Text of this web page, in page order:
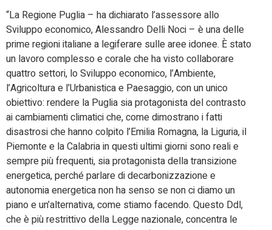
“La Regione Puglia – ha dichiarato l’assessore allo
Sviluppo economico, Alessandro Delli Noci – è una delle
prime regioni italiane a legiferare sulle aree idonee. È stato
un lavoro complesso e corale che ha visto collaborare
quattro settori, lo Sviluppo economico, l’Ambiente,
l’Agricoltura e l’Urbanistica e Paesaggio, con un unico
obiettivo: rendere la Puglia sia protagonista del contrasto
ai cambiamenti climatici che, come dimostrano i fatti
disastrosi che hanno colpito l’Emilia Romagna, la Liguria, il
Piemonte e la Calabria in questi ultimi giorni sono reali e
sempre più frequenti, sia protagonista della transizione
energetica, perché parlare di decarbonizzazione e
autonomia energetica non ha senso se non ci diamo un
piano e un’alternativa, come stiamo facendo. Questo Ddl,
che è più restrittivo della Legge nazionale, concentra le